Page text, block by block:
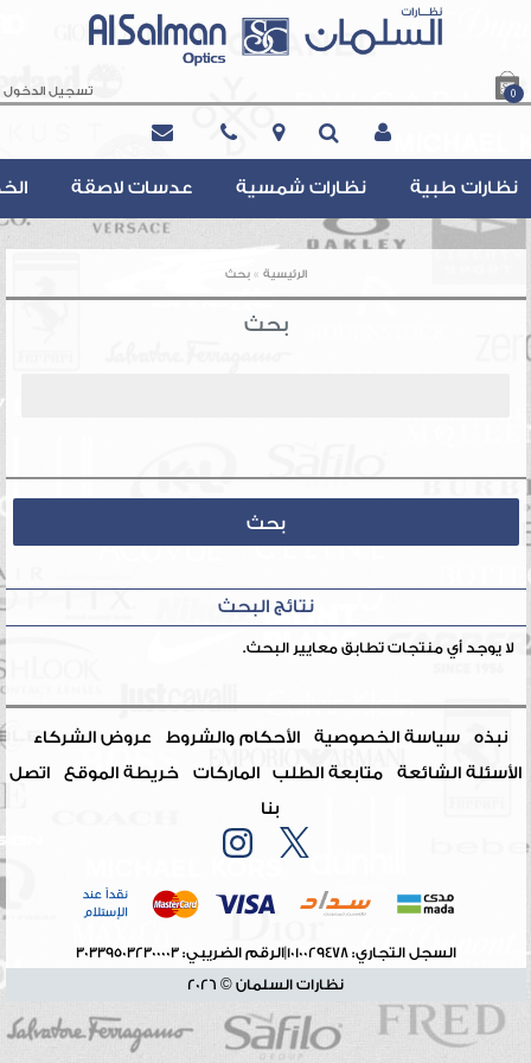
Contact@AlsalmanOptics.com
0 تسجيل الدخول
نظارات طبية نظارات شمسية عدسات لاصقة
الرئيسية »بحث
بحث
نتائج البحث
لا يوجد أي منتجات تطابق معايير البحث.
نبذه سياسة الخصوصية الأحكام والشروط
عروض الشركاء
الأسئلة الشائعة
متابعة الطلب الماركات خريطة الموقع
اتصل
بنا
السجل التجاري: 1010029478 |الرقم الضريبي: 303395032300003
نظارات السلمان © 2026